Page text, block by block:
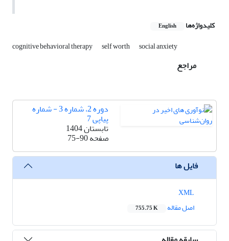
کلیدواژه‌ها English
cognitive behavioral therapy self worth social anxiety
مراجع
دوره 2، شماره 3 - شماره
پیاپی 7
تابستان 1404
صفحه75-90
فایل ها
اصل مقاله
755.75 K